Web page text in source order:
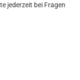
jederzeit bei Fragen